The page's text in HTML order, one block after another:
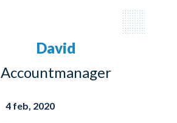
David
Accountmanager
4 feb, 2020